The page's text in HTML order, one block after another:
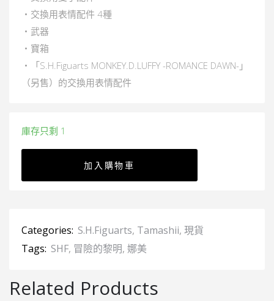
・交換用表情配件 4種
・武器
・寶箱
・「S.H.Figuarts MONKEY.D.LUFFY -ROMANCE DAWN-」
（另售）的交換用表情配件
庫存只剩 1
加入購物車
Categories: S.H.Figuarts, Tamashii, 現貨
Tags: SHF, 冒險的黎明, 娜美
Related Products